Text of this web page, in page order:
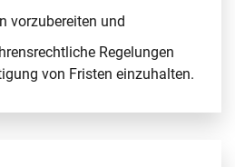
vorzubereiten und
Regelungen
von Fristen einzuhalten.